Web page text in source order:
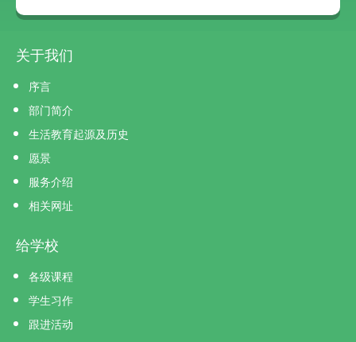
关于我们
序言
部门简介
生活教育起源及历史
愿景
服务介绍
相关网址
给学校
各级课程
学生习作
跟进活动